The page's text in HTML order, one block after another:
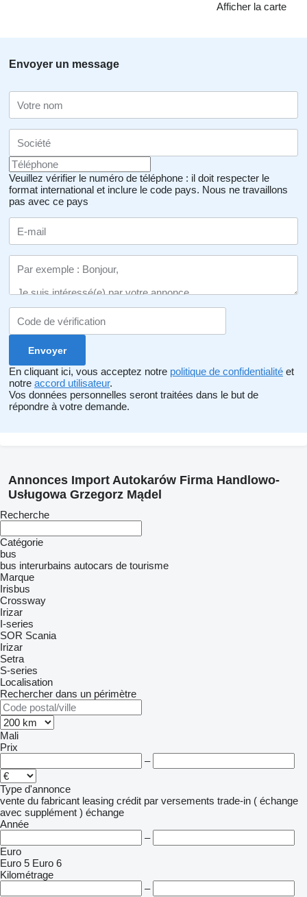
Afficher la carte
Envoyer un message
Veuillez vérifier le numéro de téléphone : il doit respecter le
format international et inclure le code pays. Nous ne travaillons
pas avec ce pays
En cliquant ici, vous acceptez notre politique de confidentialité et
notre accord utilisateur.
Vos données personnelles seront traitées dans le but de
répondre à votre demande.
Annonces Import Autokarów Firma Handlowo-
Usługowa Grzegorz Mądel
Recherche
Catégorie
bus
bus interurbains autocars de tourisme
Marque
Irisbus
Crossway
Irizar
I-series
SOR Scania
Irizar
Setra
S-series
Localisation
Rechercher dans un périmètre
Mali
Prix
–
Type d'annonce
vente du fabricant leasing crédit par versements trade-in ( échange
avec supplément ) échange
Année
–
Euro
Euro 5 Euro 6
Kilométrage
–